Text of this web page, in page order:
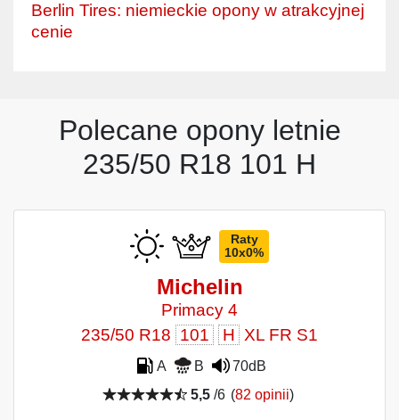
Berlin Tires: niemieckie opony w atrakcyjnej
cenie
Polecane opony letnie
235/50 R18 101 H
Raty
10x0%
Michelin
Primacy 4
235/50 R18 101 H XL FR S1
A B
70dB
5,5/6 (82 opinii)